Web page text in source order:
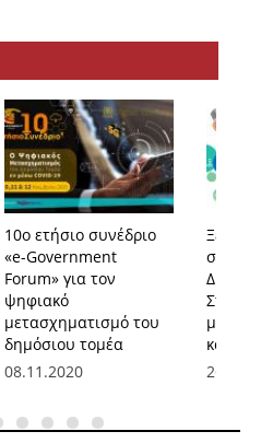
10ο ετήσιο συνέδριο
«e-Government
Forum» για τον
ψηφιακό
μετασχηματισμό του
δημόσιου τομέα
08.11.2020
στον 2ο
και